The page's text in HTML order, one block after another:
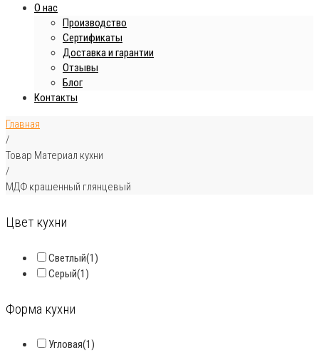
О нас
Производство
Сертификаты
Доставка и гарантии
Отзывы
Блог
Контакты
Главная
/
Товар Материал кухни
/
МДФ крашенный глянцевый
Цвет кухни
Светлый(1)
Серый(1)
Форма кухни
Угловая(1)